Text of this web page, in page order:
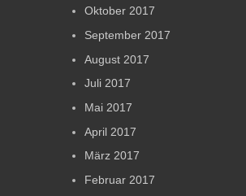
Oktober 2017
September 2017
August 2017
Juli 2017
Mai 2017
April 2017
März 2017
Februar 2017